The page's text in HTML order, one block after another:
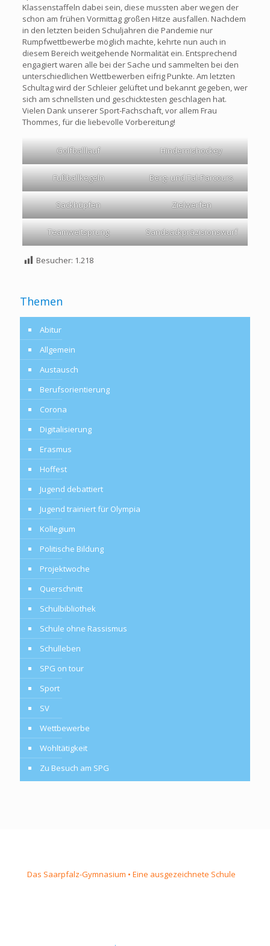
Klassenstaffeln dabei sein, diese mussten aber wegen der
schon am frühen Vormittag großen Hitze ausfallen. Nachdem
in den letzten beiden Schuljahren die Pandemie nur
Rumpfwettbewerbe möglich machte, kehrte nun auch in
diesem Bereich weitgehende Normalität ein. Entsprechend
engagiert waren alle bei der Sache und sammelten bei den
unterschiedlichen Wettbewerben eifrig Punkte. Am letzten
Schultag wird der Schleier gelüftet und bekannt gegeben, wer
sich am schnellsten und geschicktesten geschlagen hat.
Vielen Dank unserer Sport-Fachschaft, vor allem Frau
Thommes, für die liebevolle Vorbereitung!
Golfballlauf Hindernishockey
Fußballkegeln Berg- und Tal-Parcours
Sackhüpfen Zielwerfen
Teamweitsprung Sandsackpräzisionswurf
Besucher: 1.218
Themen
Abitur
Allgemein
Austausch
Berufsorientierung
Corona
Digitalisierung
Erasmus
Hoffest
Jugend debattiert
Jugend trainiert für Olympia
Kollegium
Politische Bildung
Projektwoche
Querschnitt
Schulbibliothek
Schule ohne Rassismus
Schulleben
SPG on tour
Sport
SV
Wettbewerbe
Wohltätigkeit
Zu Besuch am SPG
Das Saarpfalz-Gymnasium • Eine ausgezeichnete Schule